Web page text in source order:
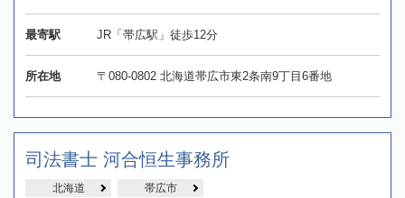
最寄駅 JR「帯広駅」徒歩12分
所在地 〒080-0802 北海道帯広市東2条南9丁目6番地
司法書士 河合恒生事務所
北海道 帯広市